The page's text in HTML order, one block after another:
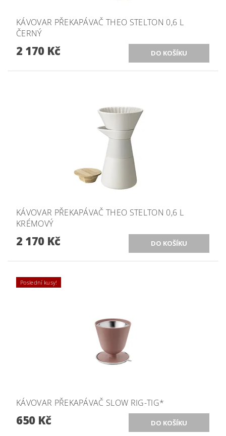
KÁVOVAR PŘEKAPÁVAČ THEO STELTON 0,6 L
ČERNÝ
2 170 Kč
KÁVOVAR PŘEKAPÁVAČ THEO STELTON 0,6 L
KRÉMOVÝ
2 170 Kč
Poslední kusy!
KÁVOVAR PŘEKAPÁVAČ SLOW RIG-TIG*
650 Kč